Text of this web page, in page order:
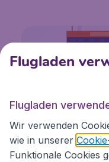
Flugladen
Flugladen
Wir verwenden
wie in unserer
Funktionale Cookies